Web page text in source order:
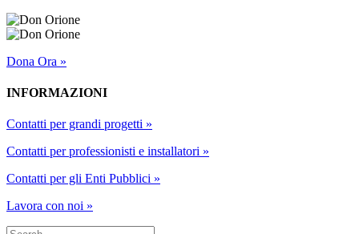
Dona Ora »
INFORMAZIONI
Contatti per grandi progetti »
Contatti per professionisti e installatori »
Contatti per gli Enti Pubblici »
Lavora con noi »